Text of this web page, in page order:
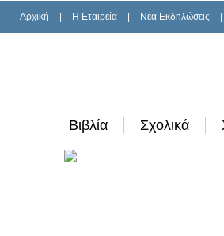
Αρχική H Εταιρεία Νέα Εκδηλώσεις
Βιβλία Σχολικά